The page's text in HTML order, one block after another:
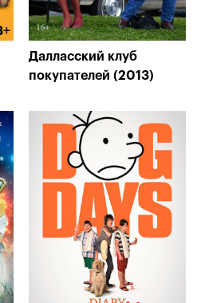
Далласский клуб
покупателей (2013)